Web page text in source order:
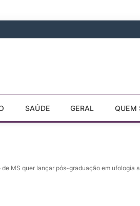
SAÚDE GERAL QUEM
de MS quer lançar pós-graduação em ufologia